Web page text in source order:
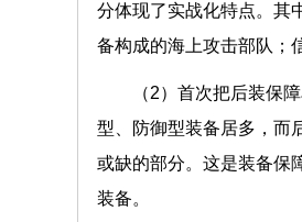
分体现了实战化特点。其
备构成的海上攻击部队；
（2）首次把后装保
型、防御型装备居多，而
或缺的部分。这是装备保
装备。